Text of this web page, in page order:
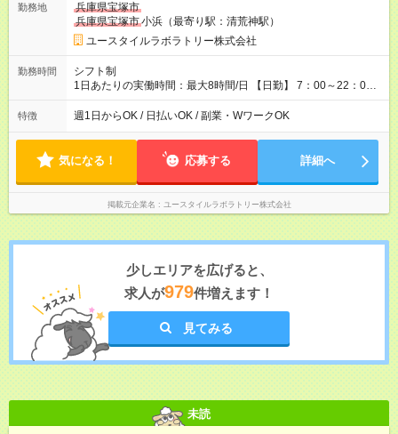
1,600円 【試用期間】試用期間あり 試用期間の長さ：2ヶ月
※ 雇用形態と給与に、本採用時と異なる部分があります。 雇用
形態：本採用時と同じです。 給与：時給 1,120円以上
勤務地
兵庫県宝塚市
兵庫県宝塚市小浜（最寄り駅：清荒神駅）
ユースタイルラボラトリー株式会社
勤務時間
シフト制
1日あたりの実働時間：最大8時間/日 【日勤】 7：00～22：00
の間で8時間勤務（休憩時間は法定通り） ※週1日～OK ／ 夜勤
なし ＊＊ 勤務時間例 ＊＊ ■8時から17時 ■9時から18時 ■10
定（毎週同じ曜日勤務）
特徴 週1日からOK / 日払いOK / 副業・WワークOK
気になる！ 応募する 詳細へ
掲載元企業名 ユースタイルラボラトリー株式会社
少しエリアを広げると、
求人が979件増えます！
見てみる
未読